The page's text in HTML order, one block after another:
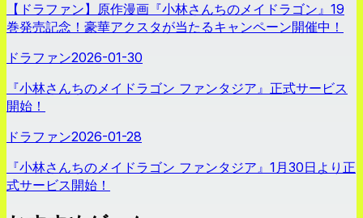
【ドラファン】原作漫画『小林さんちのメイドラゴン』19
巻発売記念！豪華アクスタが当たるキャンペーン開催中！
ドラファン2026-01-30
『小林さんちのメイドラゴン ファンタジア』正式サービス
開始！
ドラファン2026-01-28
『小林さんちのメイドラゴン ファンタジア』1月30日より正
式サービス開始！